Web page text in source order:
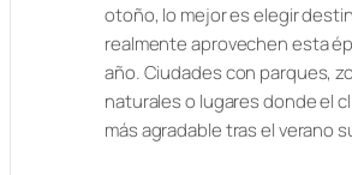
otoño, lo mejor es elegir
realmente aprovechen esta
año. Ciudades con parques,
naturales o lugares donde el
más agradable tras el verano